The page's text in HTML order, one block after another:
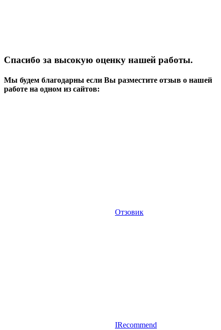
Спасибо за высокую оценку нашей работы.
Мы будем благодарны если Вы разместите отзыв о нашей
работе на одном из сайтов:
Отзовик
IRecommend